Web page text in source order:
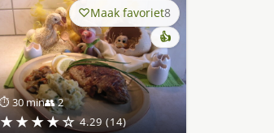
⏱ 30 min👥 2
★★★★☆ 4.29 (14)
Maak favoriet8
👍